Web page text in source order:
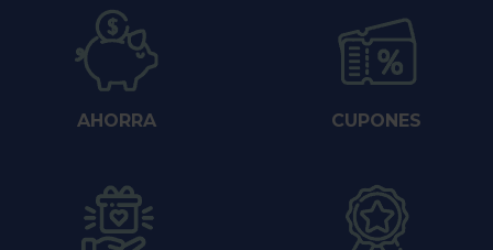
AHORRA CUPONES